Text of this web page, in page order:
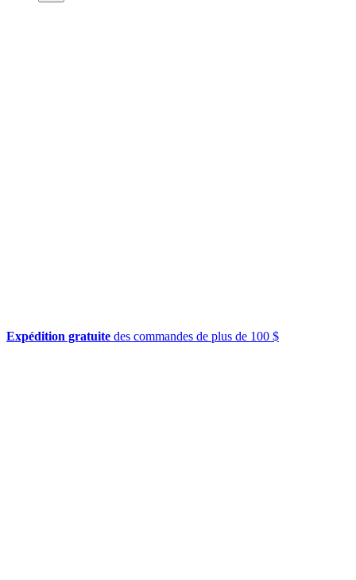
Expédition gratuite des commandes de plus de 100 $